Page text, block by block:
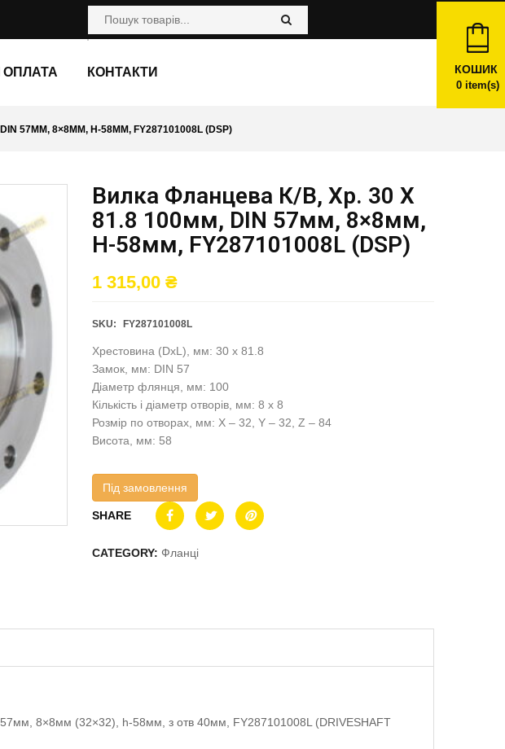
ОПЛАТА КОНТАКТИ КОШИК
0item(s)
57ММ, 8×8ММ, H-58ММ, FY287101008L (DSP)
Вилка Фланцева К/в, Хр. 30 X
81.8 100мм, DIN 57мм, 8×8мм,
H-58мм, FY287101008L (DSP)
1 315,00 ₴
SKU: FY287101008L
Хрестовина (DxL), мм: 30 x 81.8
Замок, мм: DIN 57
Діаметр флянця, мм: 100
Кількість і діаметр отворів, мм: 8 x 8
Розмір по отворах, мм: X – 32, Y – 32, Z – 84
Висота, мм: 58
Під замовлення
SHARE
CATEGORY: Фланці
8×8мм (32×32), h-58мм, з отв 40мм, FY287101008L (DRIVESHAFT